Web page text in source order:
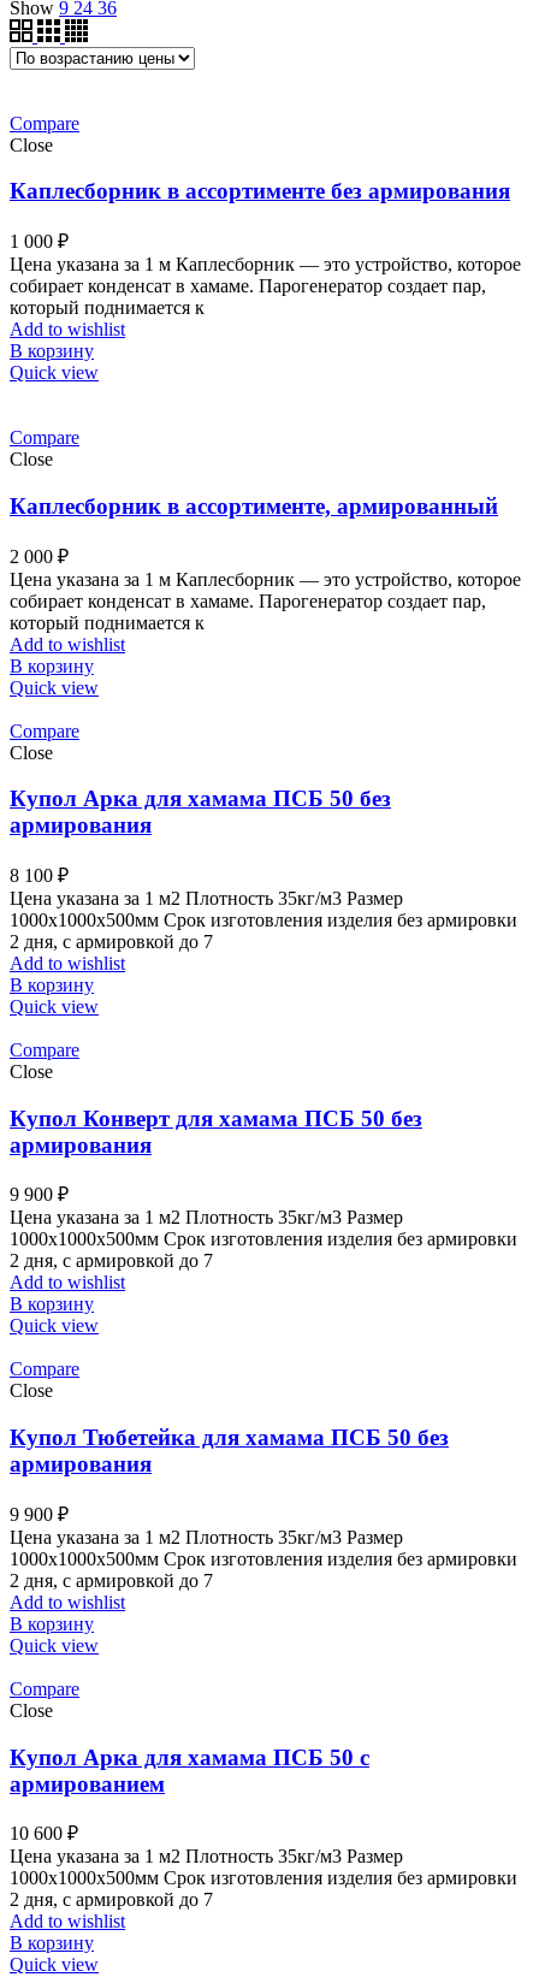
Show 9 24 36
Compare
Close
Каплесборник в ассортименте без армирования
1 000 ₽
Цена указана за 1 м Каплесборник — это устройство, которое
собирает конденсат в хамаме. Парогенератор создает пар,
который поднимается к
Add to wishlist
В корзину
Quick view
Compare
Close
Каплесборник в ассортименте, армированный
2 000 ₽
Цена указана за 1 м Каплесборник — это устройство, которое
собирает конденсат в хамаме. Парогенератор создает пар,
который поднимается к
Add to wishlist
В корзину
Quick view
Compare
Close
Купол Арка для хамама ПСБ 50 без
армирования
8 100 ₽
Цена указана за 1 м2 Плотность 35кг/м3 Размер
1000x1000x500мм Срок изготовления изделия без армировки
2 дня, с армировкой до 7
Add to wishlist
В корзину
Quick view
Compare
Close
Купол Конверт для хамама ПСБ 50 без
армирования
9 900 ₽
Цена указана за 1 м2 Плотность 35кг/м3 Размер
1000x1000x500мм Срок изготовления изделия без армировки
2 дня, с армировкой до 7
Add to wishlist
В корзину
Quick view
Compare
Close
Купол Тюбетейка для хамама ПСБ 50 без
армирования
9 900 ₽
Цена указана за 1 м2 Плотность 35кг/м3 Размер
1000x1000x500мм Срок изготовления изделия без армировки
2 дня, с армировкой до 7
Add to wishlist
В корзину
Quick view
Compare
Close
Купол Арка для хамама ПСБ 50 с
армированием
10 600 ₽
Цена указана за 1 м2 Плотность 35кг/м3 Размер
1000x1000x500мм Срок изготовления изделия без армировки
2 дня, с армировкой до 7
Add to wishlist
В корзину
Quick view